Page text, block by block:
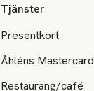
Tjänster
Presentkort
Åhléns Mastercard
Restaurang/café